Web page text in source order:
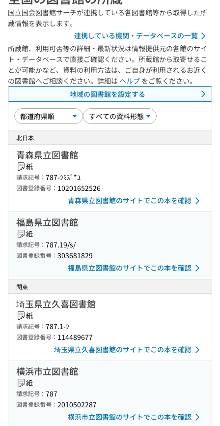
国立国会図書館サーチが連携している各図書館等から取得した所
蔵情報を表示します。
連携している機関・データベースの一覧
所蔵館、利用可否等の詳細・最新状況は情報提供元の各館のサイ
ト・データベースで直接ご確認ください。所蔵館から取寄せるこ
とが可能かなど、資料の利用方法は、ご自身が利用されるお近く
の図書館へご相談ください。詳細は ヘルプ をご覧ください。
地域の図書館を設定する
北日本
青森県立図書館
紙
請求記号： 787-ｼﾐｽﾞ*ﾕ
図書登録番号： 10201652526
青森県立図書館のサイトでこの本を確認
福島県立図書館
紙
請求記号： 787.19/s/
図書登録番号： 303681829
福島県立図書館のサイトでこの本を確認
関東
埼玉県立久喜図書館
紙
請求記号： 787.1-ｼ
図書登録番号： 114489677
埼玉県立久喜図書館のサイトでこの本を確認
横浜市立図書館
紙
請求記号： 787
図書登録番号： 2010502287
横浜市立図書館のサイトでこの本を確認